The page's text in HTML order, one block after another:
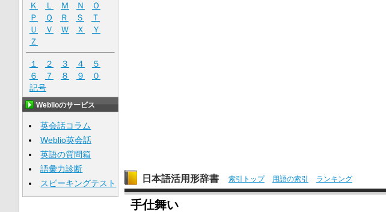
日本語活用形辞書 索引トップ 用語の索引 ランキング
手仕舞い
Ｋ
Ｌ Ｍ Ｎ
Ｏ
Ｐ
Ｑ Ｒ Ｓ
Ｔ
Ｕ
Ｖ Ｗ Ｘ
Ｙ
Ｚ
１ ２ ３ ４
５
６
７ ８ ９
０
記号
Weblioのサービス
英会話コラム
Weblio英会話
英語の質問箱
語彙力診断
スピーキングテスト